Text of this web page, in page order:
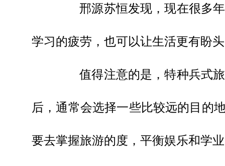
邢源苏恒发现，现在很多年
学习的疲劳，也可以让生活更有盼
值得注意的是，特种兵式旅
后，通常会选择一些比较远的目的
要去掌握旅游的度，平衡娱乐和学业